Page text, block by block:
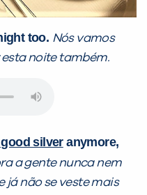
too. Nós vamos
noite também.
silveranymore,
a gente nunca nem
já não se veste mais